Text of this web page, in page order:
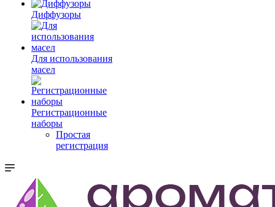
Диффузоры
Для использования
масел
Регистрационные
наборы
Простая
регистрация